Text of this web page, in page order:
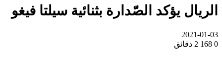
الريال يؤكد الصّدارة بثنائية سيلتا فيغو
2021-01-03
0
2 دقائق